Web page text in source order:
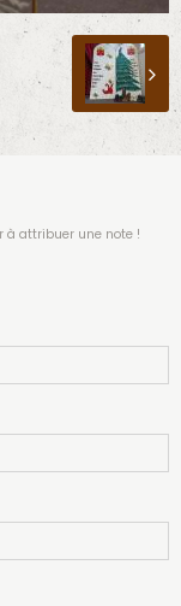
à attribuer une note !